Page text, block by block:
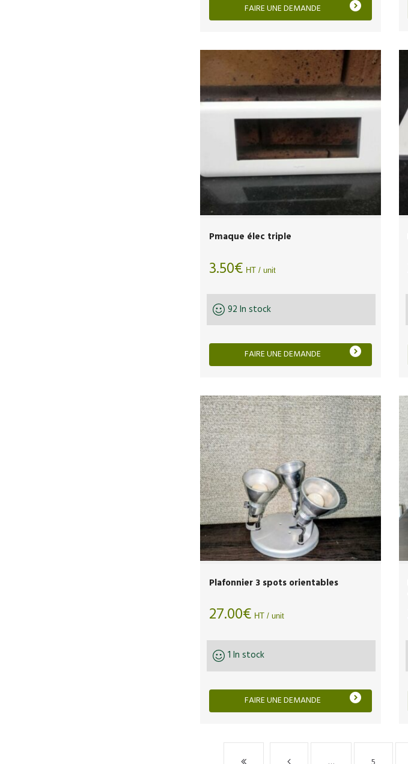
FAIRE UNE DEMANDE
Pmaque élec triple
3.50€ HT / unit
92 In stock
FAIRE UNE DEMANDE
Plafonnier 3 spots orientables
27.00€ HT / unit
1 In stock
FAIRE UNE DEMANDE